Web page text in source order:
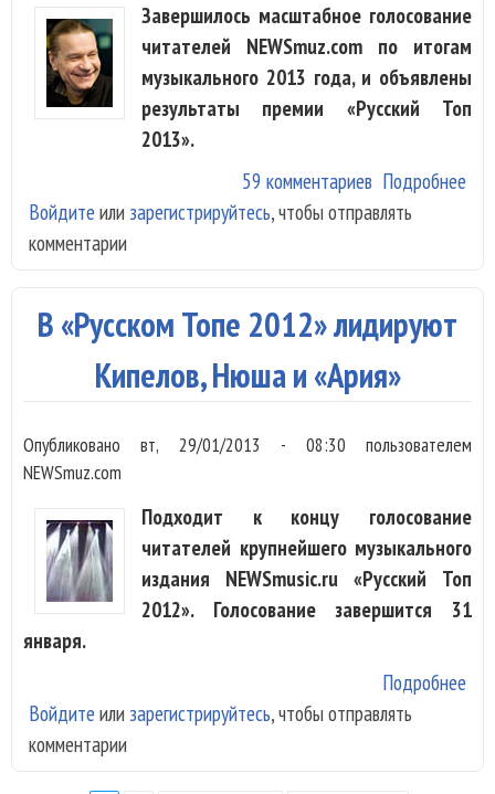
Завершилось масштабное голосование
читателей NEWSmuz.com по итогам
музыкального 2013 года, и объявлены
результаты премии «Русский Топ
2013».
Подробнее
59 комментариев
Войдите или зарегистрируйтесь, чтобы отправлять
комментарии
В «Русском Топе 2012» лидируют
Кипелов, Нюша и «Ария»
Опубликовановт, 29/01/2013 - 08:30 пользователем
NEWSmuz.com
Подходит к концу голосование
читателей крупнейшего музыкального
издания NEWSmusic.ru «Русский Топ
2012». Голосование завершится 31
января.
Подробнее
Войдите или зарегистрируйтесь, чтобы отправлять
комментарии